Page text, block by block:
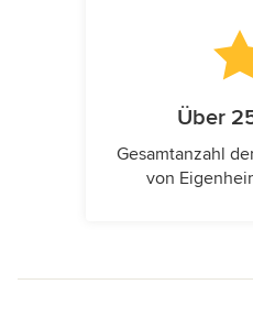
Über
Gesamtanzahl
von